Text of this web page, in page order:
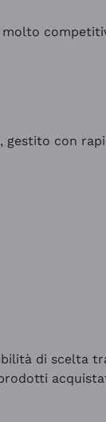
gestito con
di scelta